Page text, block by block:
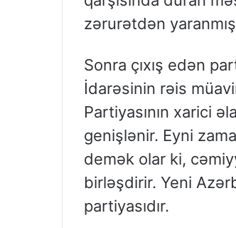
zərurətdən
Sonra çıxış edən
İdarəsinin rəis
Partiyasının xarici
genişlənir. Eyni
demək olar ki,
birləşdirir. Yeni
partiyasıdır.